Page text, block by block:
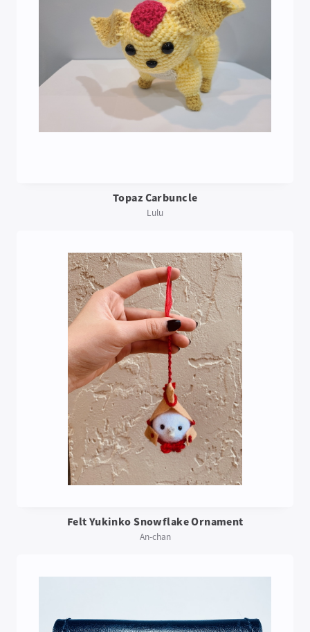
Topaz Carbuncle
Lulu
Felt Yukinko Snowflake Ornament
An-chan